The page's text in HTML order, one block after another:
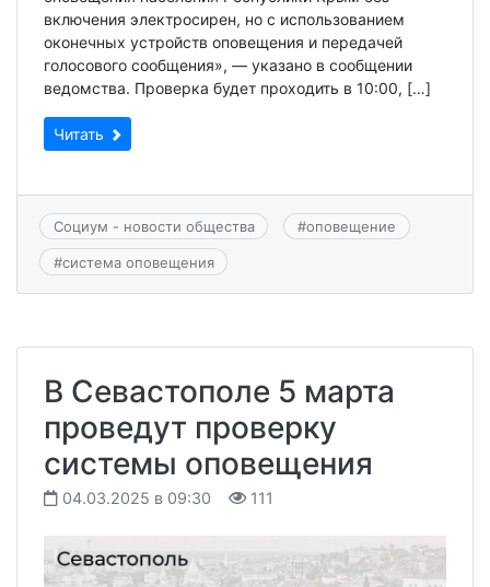
включения электросирен, но с использованием
оконечных устройств оповещения и передачей
голосового сообщения», — указано в сообщении
ведомства. Проверка будет проходить в 10:00, […]
Читать
Социум - новости общества #оповещение
#система оповещения
В Севастополе 5 марта
проведут проверку
системы оповещения
04.03.2025 в 09:30 111